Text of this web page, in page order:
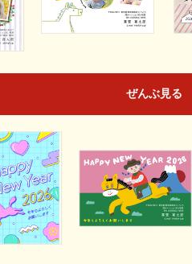
ぜんぶ見る